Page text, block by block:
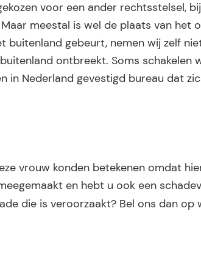
voor een ander rechtsstelsel,
meestal is wel de plaats van het
buitenland gebeurt, nemen wij zelf
ontbreekt. Soms schakelen
in Nederland gevestigd bureau dat
vrouw konden betekenen omdat
en hebt u ook een
die is veroorzaakt? Bel ons dan op